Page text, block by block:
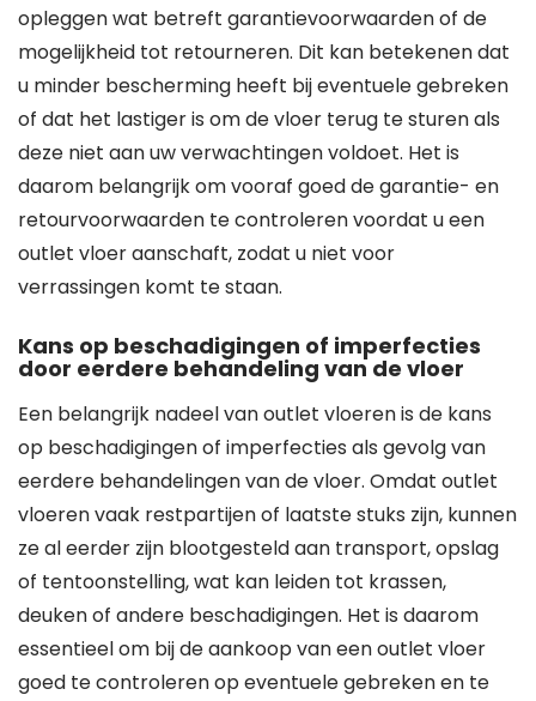
opleggen wat betreft garantievoorwaarden of de
mogelijkheid tot retourneren. Dit kan betekenen dat
u minder bescherming heeft bij eventuele gebreken
of dat het lastiger is om de vloer terug te sturen als
deze niet aan uw verwachtingen voldoet. Het is
daarom belangrijk om vooraf goed de garantie- en
retourvoorwaarden te controleren voordat u een
outlet vloer aanschaft, zodat u niet voor
verrassingen komt te staan.
Kans op beschadigingen of imperfecties
door eerdere behandeling van de vloer
Een belangrijk nadeel van outlet vloeren is de kans
op beschadigingen of imperfecties als gevolg van
eerdere behandelingen van de vloer. Omdat outlet
vloeren vaak restpartijen of laatste stuks zijn, kunnen
ze al eerder zijn blootgesteld aan transport, opslag
of tentoonstelling, wat kan leiden tot krassen,
deuken of andere beschadigingen. Het is daarom
essentieel om bij de aankoop van een outlet vloer
goed te controleren op eventuele gebreken en te